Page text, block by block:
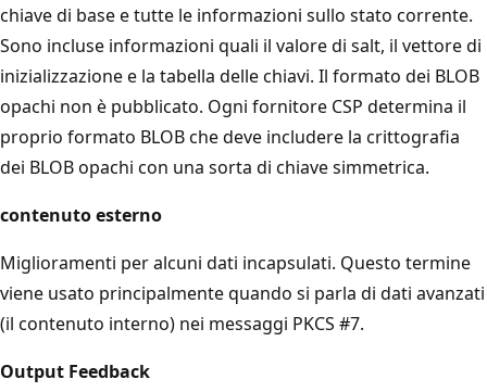
chiave di base e tutte le informazioni sullo stato corrente.
Sono incluse informazioni quali il valore di salt, il vettore di
inizializzazione e la tabella delle chiavi. Il formato dei BLOB
opachi non è pubblicato. Ogni fornitore CSP determina il
proprio formato BLOB che deve includere la crittografia
dei BLOB opachi con una sorta di chiave simmetrica.
contenuto esterno
Miglioramenti per alcuni dati incapsulati. Questo termine
viene usato principalmente quando si parla di dati avanzati
(il contenuto interno) nei messaggi PKCS #7.
Output Feedback